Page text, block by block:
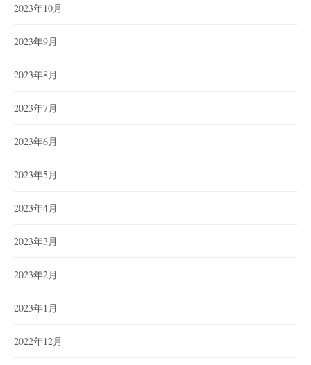
2023年10月
2023年9月
2023年8月
2023年7月
2023年6月
2023年5月
2023年4月
2023年3月
2023年2月
2023年1月
2022年12月